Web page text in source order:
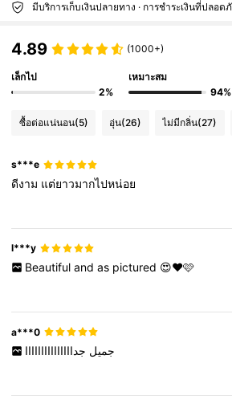
4.89 (1000+)
เล็กไป
2%
เหมาะสม
94%
ซื้อต่อแน่นอน(5) อุ่น(26) ไม่มีกลิ่น(27)
s***e
ดีงาม แต่ยาวมากไปหน่อย
l***y
Beautiful and as pictured 😍❤️🩷
a***0
جميل جدااااااااااااااا